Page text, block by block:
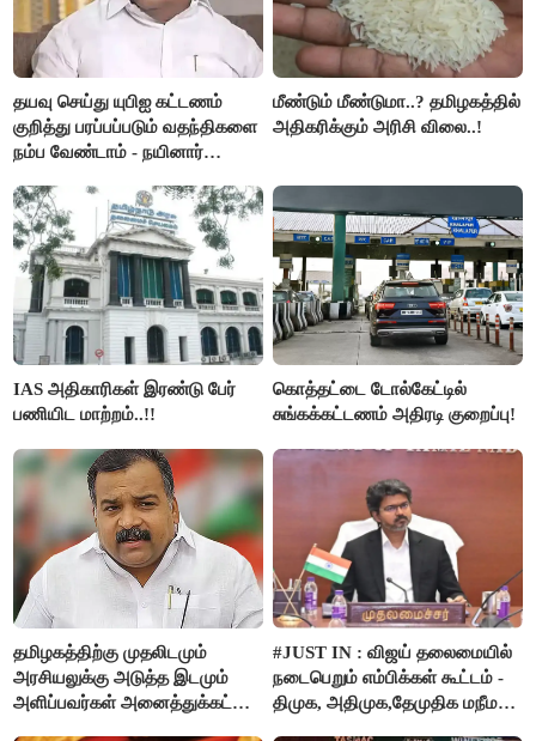
தயவு செய்து யுபிஐ கட்டணம்
குறித்து பரப்பப்படும் வதந்திகளை
நம்ப வேண்டாம் - நயினார்
மீண்டும் மீண்டுமா..? தமிழகத்தில்
அதிகரிக்கும் அரிசி விலை..!
IAS அதிகாரிகள் இரண்டு பேர்
பணியிட மாற்றம்..!!
கொத்தட்டை டோல்கேட்டில்
சுங்கக்கட்டணம் அதிரடி குறைப்பு!
தமிழகத்திற்கு முதலிடமும்
அரசியலுக்கு அடுத்த இடமும்
அளிப்பவர்கள் அனைத்துக்கட்சி
#JUST IN : விஜய் தலைமையில்
நடைபெறும் எம்பிக்கள் கூட்டம் -
திமுக, அதிமுக,தேமுதிக மநீம